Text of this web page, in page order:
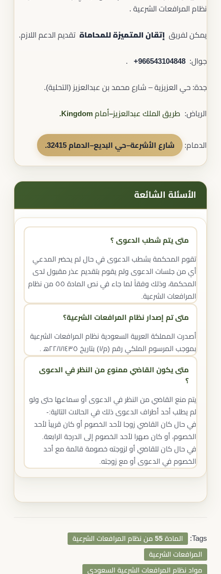
نظام المرافعات الشرعية .
يمكن لفريق إتقان المتميزة للمحاماة تقديم الدعم اللازم.
جوال: ‎‎ ‎ +966543104848
.
جدة: حي العزيزية – شارع محمد بن عبدالعزيز (التحلية).
الرياض: طريق الملك عبدالعزيز–أمام Kingdom.
الدمام: شارع الأشرعة–حي البديع–الدمام 32415 .
الأسئلة الشائعة
متى يتم شطب الدعوى ؟
تقوم المحكمة بشطب الدعوى في حال لم يحضر المدعي
أي من جلسات الدعوى ولم يقوم بتقديم عذر مقبول لدى
المحكمة، وذلك وفقاً لما جاء في نص المادة ٥٥ من نظام
المرافعات الشرعية.
متى تم إصدار نظام المرافعات الشرعية؟
أصدرت المملكة العربية السعودية نظام المرافعات الشرعية
بموجب المرسوم الملكي رقم (م/١) بتاريخ ٢٢/١/١٤٣٥ه‍ .
متى يكون القاضي ممنوع من النظر في الدعوى
؟
يتم منع القاضي من النظر في الدعوى أو سماعها حتى ولو
لم يطلب أحد أطراف الدعوى ذلك في الحالات التالية:-
في حال كان القاضي زوجا لأحد الخصوم أو كان قريباً لأحد
الخصوم، أو كان صهرا لأحد الخصوم إلى الدرجة الرابعة.
في حال كان للقاضي أو لزوجته خصومة قائمة مع أحد
الخصوم في الدعوى أو مع زوجته.
Tags:
المادة 55 من نظام المرافعات الشرعية
المرافعات الشرعية
مواد نظام المرافعات الشرعية السعودي